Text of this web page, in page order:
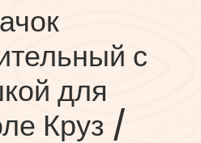
с
для
Круз /